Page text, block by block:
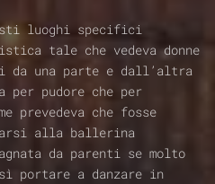
luoghi specifici
tale che vedeva donne
da una parte e dall’altra
pudore che per
prevedeva che fosse
alla ballerina
da parenti se molto
portare a danzare in